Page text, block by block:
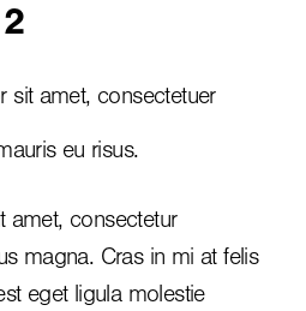
sit amet, consectetuer
eu risus.
amet, consectetur
magna. Cras in mi at felis
eget ligula molestie